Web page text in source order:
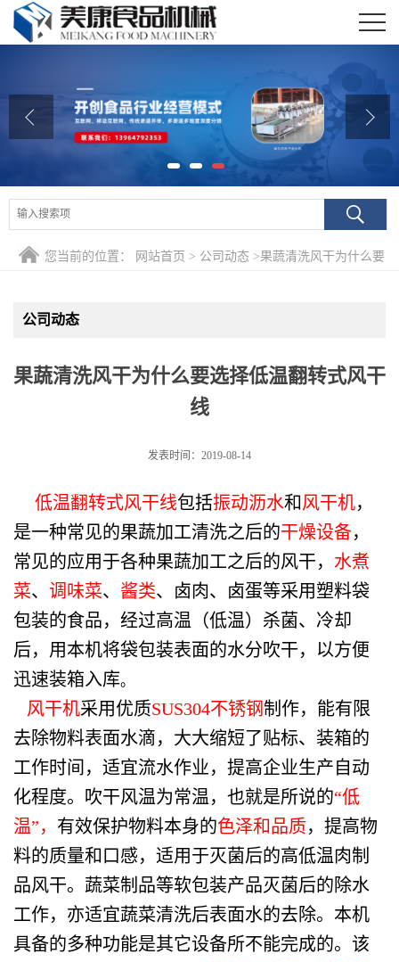
公司介绍
公司动态
产品展厅
联系我们
您当前的位置： 网站首页 > 公司动态 >果蔬清洗风干为什么要
公司动态
果蔬清洗风干为什么要选择低温翻转式风干
线
发表时间：2019-08-14
低温翻转式风干线包括振动沥水和风干机，
是一种常见的果蔬加工清洗之后的干燥设备，
常见的应用于各种果蔬加工之后的风干， 水煮
菜、 调味菜、 酱类、卤肉、卤蛋等采用塑料袋
包装的食品，经过高温（低温）杀菌、冷却
后，用本机将袋包装表面的水分吹干，以方便
迅速装箱入库。
风干机采用优质SUS304不锈钢制作，能有限
去除物料表面水滴，大大缩短了贴标、装箱的
工作时间，适宜流水作业，提高企业生产自动
化程度。吹干风温为常温，也就是所说的“低
温”， 有效保护物料本身的色泽和品质，提高物
料的质量和口感，适用于灭菌后的高低温肉制
品风干。蔬菜制品等软包装产品灭菌后的除水
工作，亦适宜蔬菜清洗后表面水的去除。本机
具备的多种功能是其它设备所不能完成的。该